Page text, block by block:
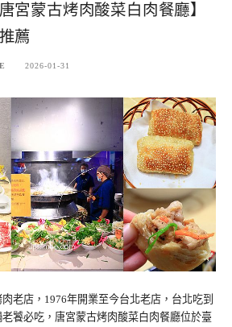
宮蒙古烤肉酸菜白肉餐廳】
薦
2026-01-31
老店，1976年開業至今台北老店，台北吃到
饕必吃，唐宮蒙古烤肉酸菜白肉餐廳位於臺